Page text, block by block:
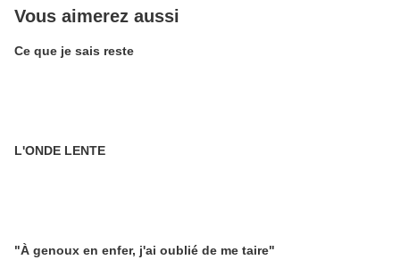
Vous aimerez aussi
Ce que je sais reste
L'ONDE LENTE
"À genoux en enfer, j'ai oublié de me taire"